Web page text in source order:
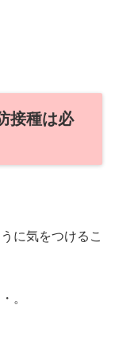
接種は必
に気をつけるこ
。